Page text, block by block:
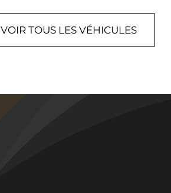
VOIR TOUS LES VÉHICULES